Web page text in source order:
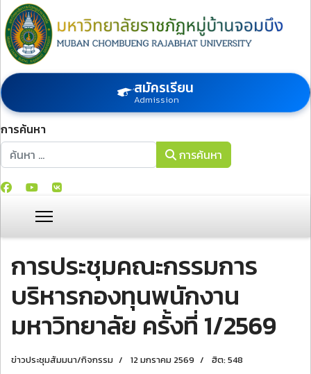
สมัครเรียน
Admission
การค้นหา
การค้นหา
การค้นหา
การประชุมคณะกรรมการ
บริหารกองทุนพนักงาน
มหาวิทยาลัย ครั้งที่ 1/2569
ข่าวประชุมสัมมนา/กิจกรรม 12 มกราคม 2569 ฮิต: 548